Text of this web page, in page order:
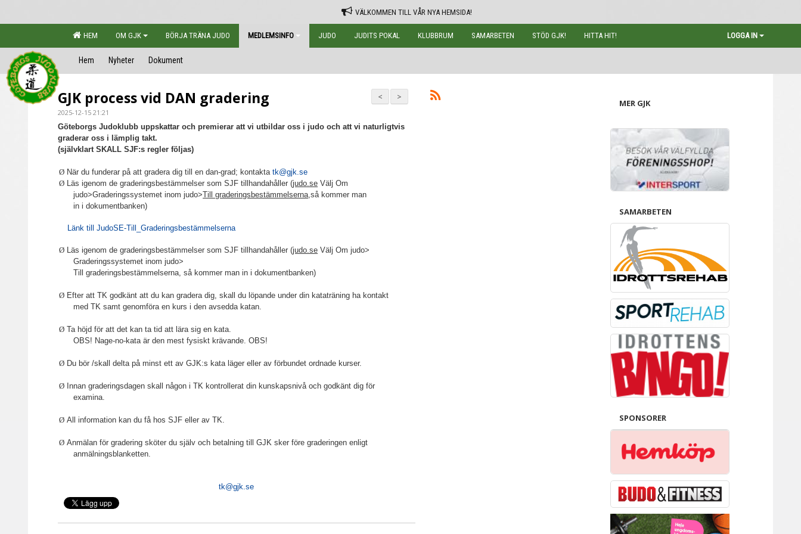
VÄLKOMMEN TILL VÅR NYA HEMSIDA!
HEM OM GJK BÖRJA TRÄNA JUDO MEDLEMSINFO JUDO JUDITS POKAL KLUBBRUM SAMARBETEN STÖD GJK! HITTA HIT! LOGGA IN
Hem Nyheter Dokument
>
<
GJK process vid DAN gradering
2025-12-15 21:21
Göteborgs Judoklubb uppskattar och premierar att vi utbildar oss i judo och att vi naturligtvis
graderar oss i lämplig takt.
(självklart SKALL SJF:s regler följas)
Ø När du funderar på att gradera dig till en dan-grad; kontaktatk@gjk.se
Ø Läs igenom de graderingsbestämmelser som SJF tillhandahåller (judo.se Välj Om
judo>Graderingssystemet inom judo>Till graderingsbestämmelserna,så kommer man
in i dokumentbanken)
Länk till JudoSE-Till_Graderingsbestämmelserna
Ø Läs igenom de graderingsbestämmelser som SJF tillhandahåller (judo.se Välj Om judo>
Graderingssystemet inom judo>
Till graderingsbestämmelserna, så kommer man in i dokumentbanken)
Ø Efter att TK godkänt att du kan gradera dig, skall du löpande under din kataträning ha kontakt
med TK samt genomföra en kurs i den avsedda katan.
Ø Ta höjd för att det kan ta tid att lära sig en kata.
OBS! Nage-no-kata är den mest fysiskt krävande. OBS!
Ø Du bör /skall delta på minst ett av GJK:s kata läger eller av förbundet ordnade kurser.
Ø Innan graderingsdagen skall någon i TK kontrollerat din kunskapsnivå och godkänt dig för
examina.
Ø All information kan du få hos SJF eller av TK.
Ø Anmälan för gradering sköter du själv och betalning till GJK sker före graderingen enligt
anmälningsblanketten.
tk@gjk.se
MER GJK
SAMARBETEN
SPONSORER